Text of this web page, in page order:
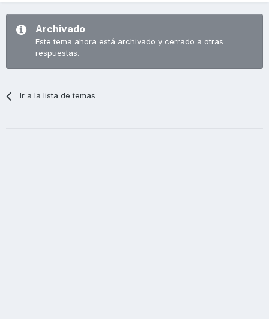
Archivado
Este tema ahora está archivado y cerrado a otras
respuestas.
Ir a la lista de temas